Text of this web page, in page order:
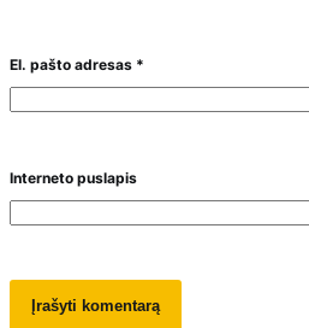
El. pašto adresas *
Interneto puslapis